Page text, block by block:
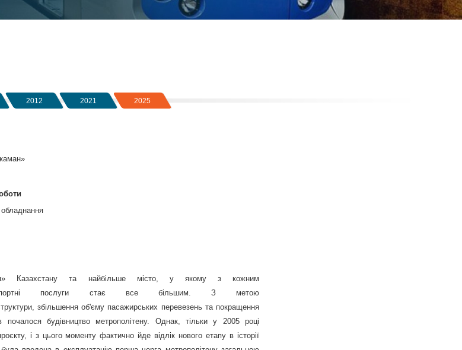
2012 2021 2025
Казахстану та найбільше місто, у якому з кожним
послуги стає все більшим. З метою
збільшення об'єму пасажирських перевезень та покращення
почалося будівництво метрополітену. Однак, тільки у 2005 році
і з цього моменту фактично йде відлік нового етапу в історії